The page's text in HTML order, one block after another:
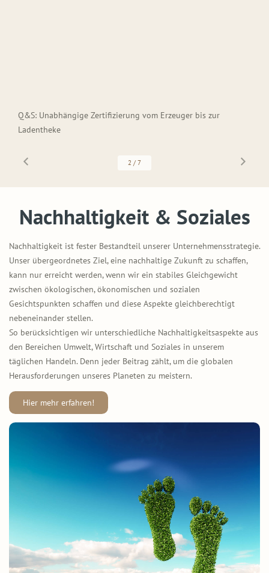
Q&S: Unabhängige Zertifizierung vom Erzeuger bis zur
Ladentheke
2 / 7
Nachhaltigkeit & Soziales
Nachhaltigkeit ist fester Bestandteil unserer Unternehmensstrategie.
Unser übergeordnetes Ziel, eine nachhaltige Zukunft zu schaffen,
kann nur erreicht werden, wenn wir ein stabiles Gleichgewicht
zwischen ökologischen, ökonomischen und sozialen
Gesichtspunkten schaffen und diese Aspekte gleichberechtigt
nebeneinander stellen.
So berücksichtigen wir unterschiedliche Nachhaltigkeitsaspekte aus
den Bereichen Umwelt, Wirtschaft und Soziales in unserem
täglichen Handeln. Denn jeder Beitrag zählt, um die globalen
Herausforderungen unseres Planeten zu meistern.
Hier mehr erfahren!